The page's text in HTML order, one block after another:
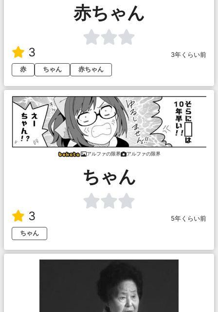
赤ちゃん
3
3年くらい前
赤
ちゃん 赤ちゃん
アルファの限界 アルファの限界
ちゃん
3
5年くらい前
ちゃん